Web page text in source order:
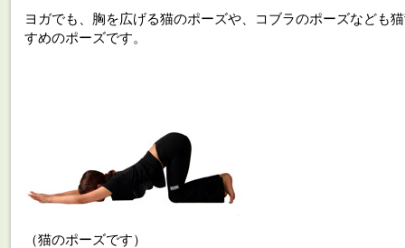
ヨガでも、胸を広げる猫のポーズや、コブラのポーズなども
すめのポーズです。
（猫のポーズです）